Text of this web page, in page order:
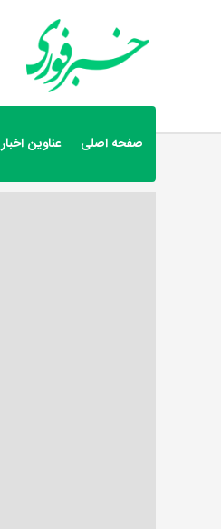
صفحه اصلی عناوین اخبار